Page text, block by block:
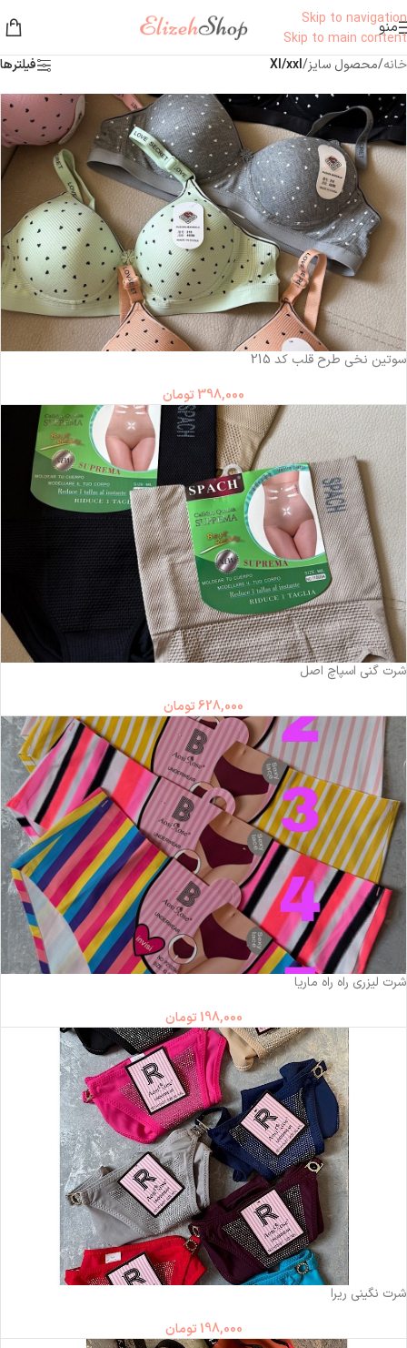
Skip to navigation
Skip to main content
منو
خانه/محصول سایز/
Xl/xxl فیلترها
سوتین نخی طرح قلب کد 215
398,000 تومان
شرت گنی اسپاچ اصل
628,000تومان
شرت لیزری راه راه ماریا
198,000 تومان
شرت نگینی ریرا
198,000 تومان